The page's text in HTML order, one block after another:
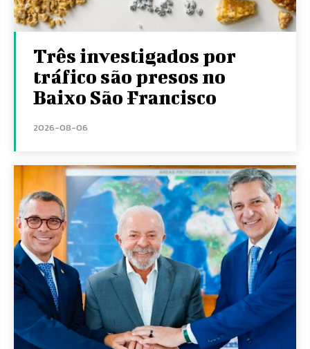
Três investigados por
tráfico são presos no
Baixo São Francisco
2026-08-06